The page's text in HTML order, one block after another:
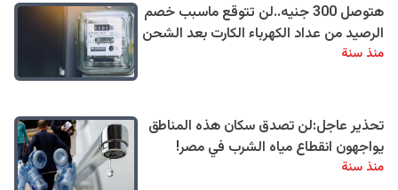
هتوصل 300 جنيه..لن تتوقع ماسبب خصم
الرصيد من عداد الكهرباء الكارت بعد الشحن
منذ سنة
تحذير عاجل:لن تصدق سكان هذه المناطق
يواجهون انقطاع مياه الشرب في مصر!
منذ سنة